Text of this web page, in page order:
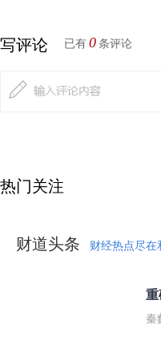
写评论 已有 0 条评论
热门关注
财道头条 财经热点尽在
秦